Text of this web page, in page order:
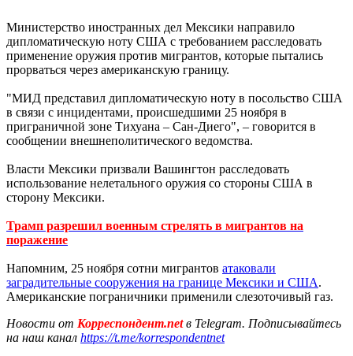
Министерство иностранных дел Мексики направило
дипломатическую ноту США с требованием расследовать
применение оружия против мигрантов, которые пытались
прорваться через американскую границу.
"МИД представил дипломатическую ноту в посольство США
в связи с инцидентами, происшедшими 25 ноября в
приграничной зоне Тихуана – Сан-Диего", – говорится в
сообщении внешнеполитического ведомства.
Власти Мексики призвали Вашингтон расследовать
использование нелетального оружия со стороны США в
сторону Мексики.
Трамп разрешил военным стрелять в мигрантов на
поражение
Напомним, 25 ноября сотни мигрантов атаковали
заградительные сооружения на границе Мексики и США.
Американские пограничники применили слезоточивый газ.
Новости от Корреспондент.netв Telegram. Подписывайтесь
на наш канал https://t.me/korrespondentnet